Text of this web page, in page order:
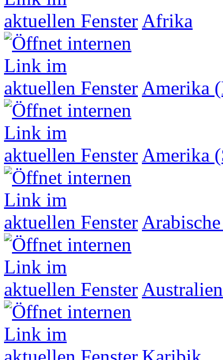
Afrika
Amerika
Amerika
Australien